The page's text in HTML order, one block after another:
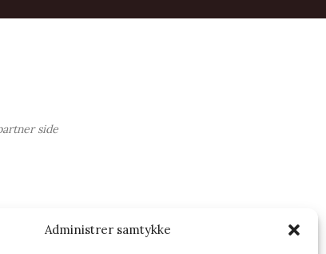
Administrer samtykke
side